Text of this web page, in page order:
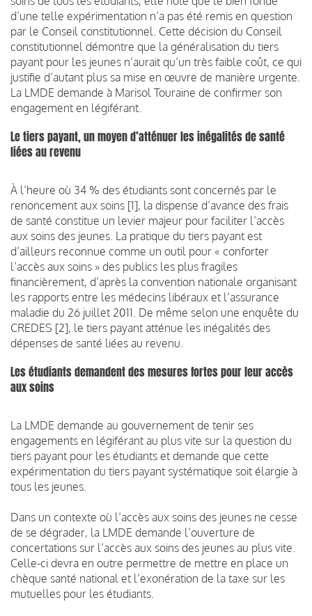
d’une telle expérimentation n’a pas été remis en question
par le Conseil constitutionnel. Cette décision du Conseil
constitutionnel démontre que la généralisation du tiers
payant pour les jeunes n’aurait qu’un très faible coût, ce qui
justifie d’autant plus sa mise en œuvre de manière urgente.
La LMDE demande à Marisol Touraine de confirmer son
engagement en légiférant.
Le tiers payant, un moyen d’atténuer les inégalités de santé
liées au revenu
À l’heure où 34 % des étudiants sont concernés par le
renoncement aux soins [1], la dispense d’avance des frais
de santé constitue un levier majeur pour faciliter l’accès
aux soins des jeunes. La pratique du tiers payant est
d’ailleurs reconnue comme un outil pour « conforter
l’accès aux soins » des publics les plus fragiles
financièrement, d’après la convention nationale organisant
les rapports entre les médecins libéraux et l’assurance
maladie du 26 juillet 2011. De même selon une enquête du
CREDES [2], le tiers payant atténue les inégalités des
dépenses de santé liées au revenu.
Les étudiants demandent des mesures fortes pour leur accès
aux soins
La LMDE demande au gouvernement de tenir ses
engagements en légiférant au plus vite sur la question du
tiers payant pour les étudiants et demande que cette
expérimentation du tiers payant systématique soit élargie à
tous les jeunes.
Dans un contexte où l’accès aux soins des jeunes ne cesse
de se dégrader, la LMDE demande l’ouverture de
concertations sur l’accès aux soins des jeunes au plus vite.
Celle-ci devra en outre permettre de mettre en place un
chèque santé national et l’exonération de la taxe sur les
mutuelles pour les étudiants.